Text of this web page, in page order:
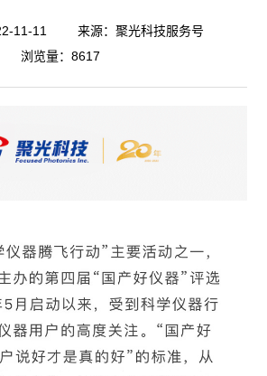
11-11
来源：聚光科技服务号
浏览量：8617